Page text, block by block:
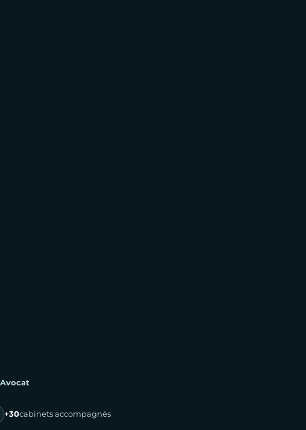
+30cabinets accompagnés